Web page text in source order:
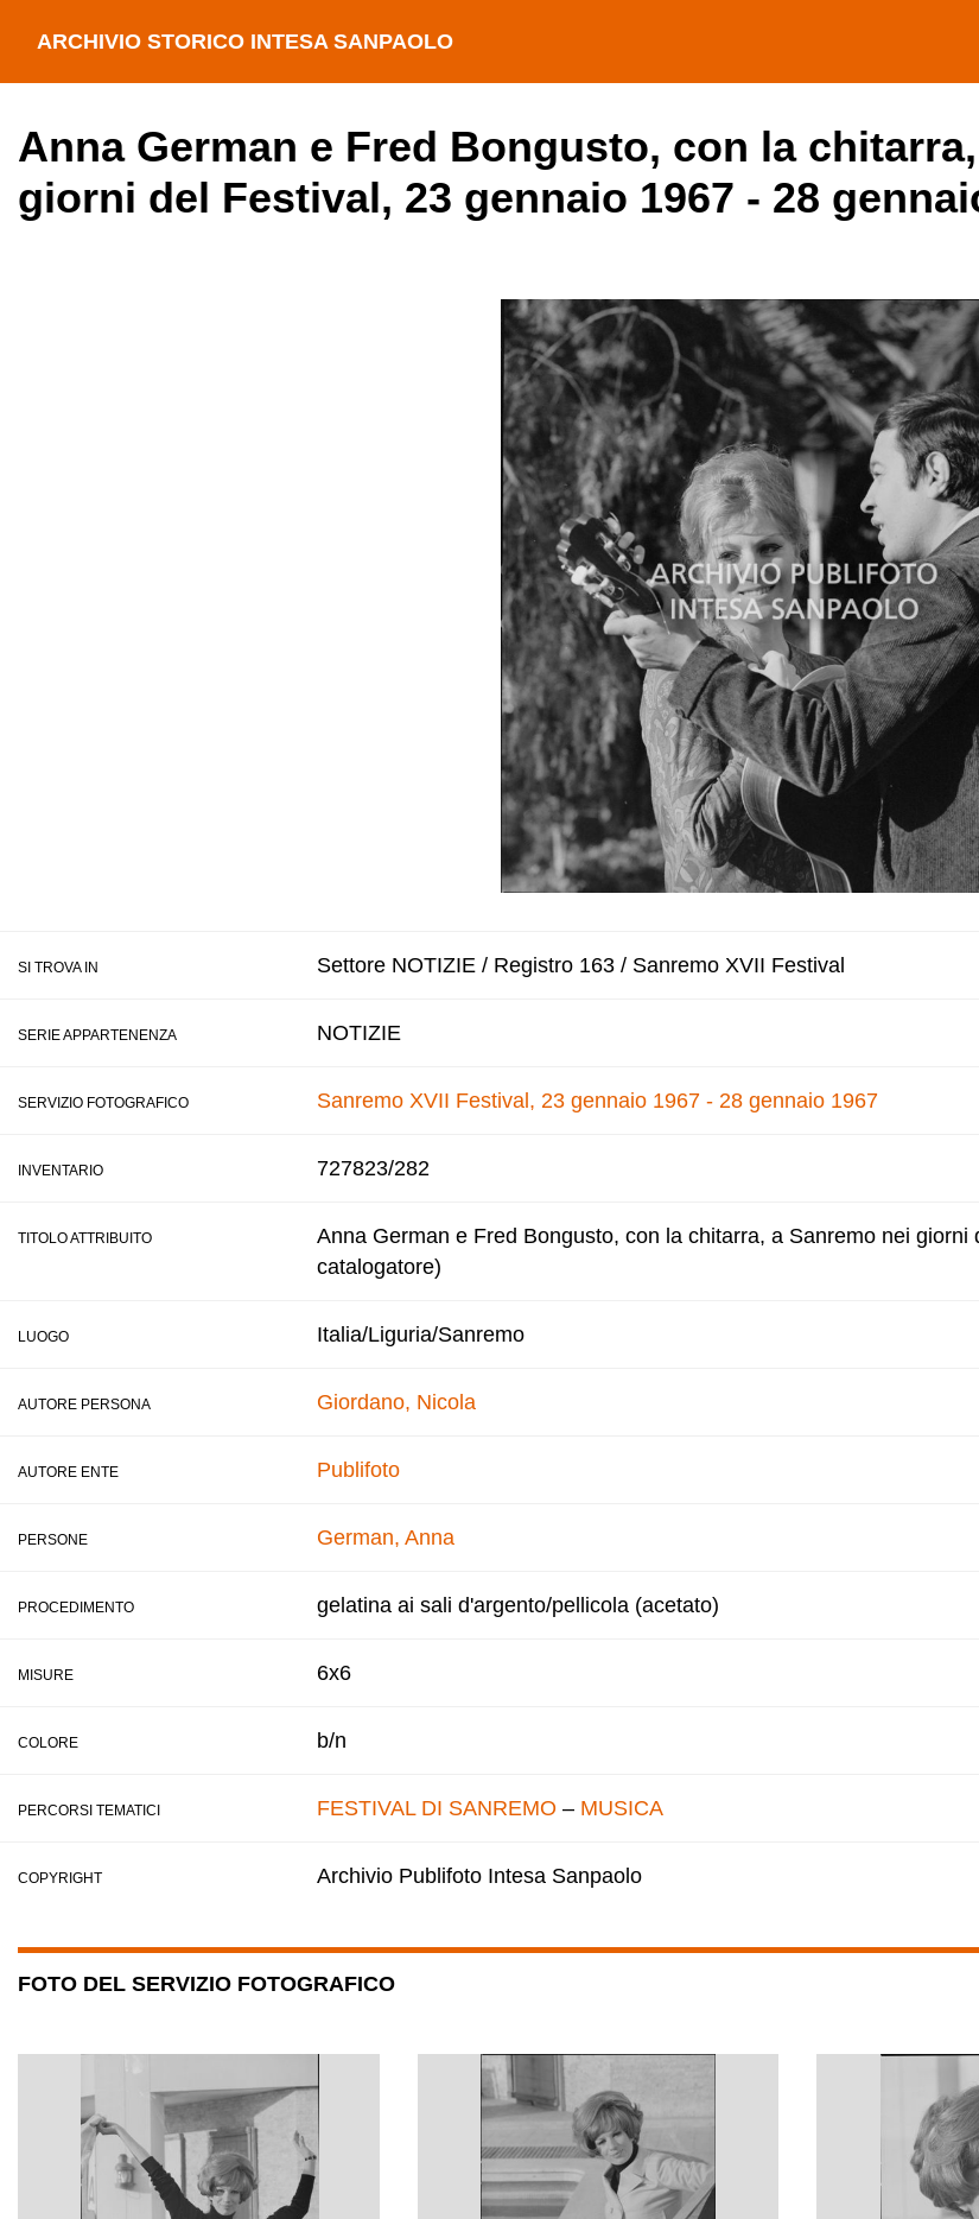
ARCHIVIO STORICO INTESA SANPAOLO
Anna German e Fred Bongusto, con la
giorni del Festival, 23 gennaio 1967 - 28
SI TROVA IN Settore NOTIZIE / Registro 163 / Sanremo XVII Festival
SERIE APPARTENENZA NOTIZIE
SERVIZIO FOTOGRAFICO Sanremo XVII Festival, 23 gennaio 1967 - 28 gennaio 1967
INVENTARIO 727823/282
TITOLO ATTRIBUITO
Anna German e Fred Bongusto, con la chitarra, a Sanremo nei giorni
catalogatore)
LUOGO Italia/Liguria/Sanremo
AUTORE PERSONA Giordano, Nicola
AUTORE ENTE Publifoto
PERSONE German, Anna
PROCEDIMENTO gelatina ai sali d'argento/pellicola (acetato)
MISURE 6x6
COLORE b/n
PERCORSI TEMATICI FESTIVAL DI SANREMO – MUSICA
COPYRIGHT Archivio Publifoto Intesa Sanpaolo
FOTO DEL SERVIZIO FOTOGRAFICO